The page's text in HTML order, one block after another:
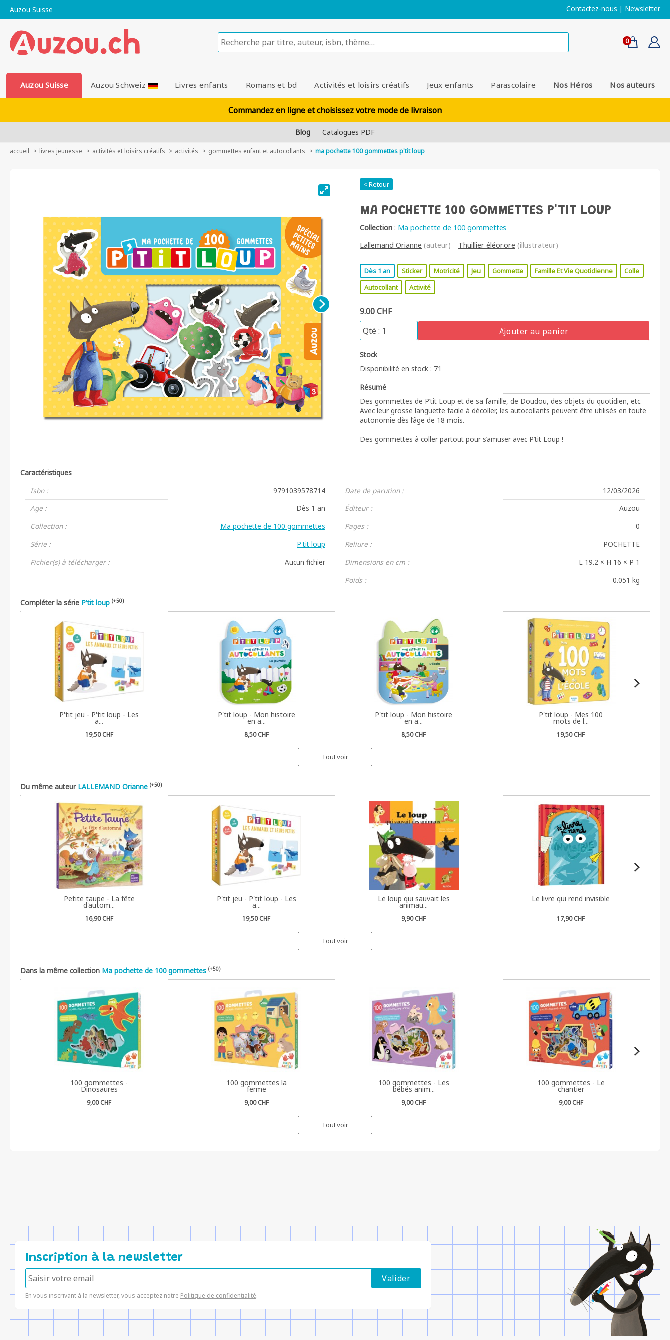
Auzou Suisse Contactez-nous | Newsletter
0
Auzou Suisse Auzou Schweiz Livres enfants Romans et bd Activités et loisirs créatifs Jeux enfants Parascolaire Nos Héros Nos auteurs
Commandez en ligne et choisissez votre mode de livraison
Blog Catalogues PDF
accueil livres jeunesse activités et loisirs créatifs activités gommettes enfant et autocollants ma pochette 100 gommettes p'tit loup
< Retour
MA POCHETTE 100 GOMMETTES P'TIT LOUP
Collection : Ma pochette de 100 gommettes
Lallemand Orianne (auteur) Thuillier éléonore (illustrateur)
Dès 1 an Sticker Motricité Jeu Gommette Famille Et Vie Quotidienne
Colle
Autocollant
Activité
9.00 CHF
Ajouter au panier
Stock
Disponibilité en stock : 71
Résumé
Des gommettes de P’tit Loup et de sa famille, de Doudou, des objets du quotidien, etc.
Avec leur grosse languette facile à décoller, les autocollants peuvent être utilisés en toute
autonomie dès l’âge de 18 mois.
Des gommettes à coller partout pour s’amuser avec P’tit Loup !
Caractéristiques
Isbn :
9791039578714
Age :
Dès 1 an
Collection :
Ma pochette de 100 gommettes
Série :
P'tit loup
Fichier(s) à télécharger :
Aucun fichier
Date de parution :
12/03/2026
Éditeur :
Auzou
Pages :
0
Reliure :
POCHETTE
Dimensions en cm :
L 19.2 × H 16 × P 1
Poids :
0.051 kg
Compléter la série P'tit loup (+50)
P'tit jeu - P'tit loup - Les
a...
19,50 CHF
P'tit loup - Mon histoire
en a...
8,50 CHF
P'tit loup - Mon histoire
en a...
8,50 CHF
P'tit loup - Mes 100
mots de l...
19,50 CHF
Tout voir
Du même auteur LALLEMAND Orianne (+50)
Petite taupe - La fête
d'autom...
16,90 CHF
P'tit jeu - P'tit loup - Les
a...
19,50 CHF
Le loup qui sauvait les
animau...
9,90 CHF
Le livre qui rend invisible
17,90 CHF
Tout voir
Dans la même collection Ma pochette de 100 gommettes (+50)
100 gommettes -
Dinosaures
9,00 CHF
100 gommettes la
ferme
9,00 CHF
100 gommettes - Les
bébés anim...
9,00 CHF
100 gommettes - Le
chantier
9,00 CHF
Tout voir
Inscription à la newsletter
En vous inscrivant à la newsletter, vous acceptez notre Politique de confidentialité.